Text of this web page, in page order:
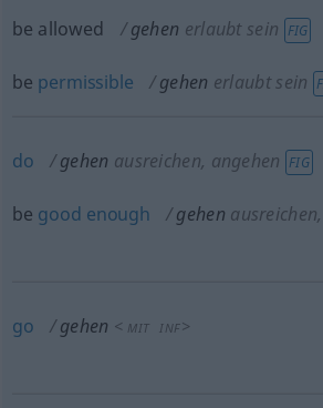
be allowed gehen erlaubt sein FIG
be permissible gehen erlaubt sein
do gehen ausreichen, angehen FIG
be good enough gehen
go gehen < MIT INF>